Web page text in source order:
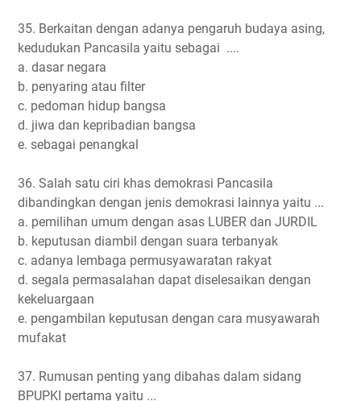
35. Berkaitan dengan adanya pengaruh budaya asing,
kedudukan Pancasila yaitu sebagai ....
a. dasar negara
b. penyaring atau filter
c. pedoman hidup bangsa
d. jiwa dan kepribadian bangsa
e. sebagai penangkal
36. Salah satu ciri khas demokrasi Pancasila
dibandingkan dengan jenis demokrasi lainnya yaitu ...
a. pemilihan umum dengan asas LUBER dan JURDIL
b. keputusan diambil dengan suara terbanyak
c. adanya lembaga permusyawaratan rakyat
d. segala permasalahan dapat diselesaikan dengan
kekeluargaan
e. pengambilan keputusan dengan cara musyawarah
mufakat
37. Rumusan penting yang dibahas dalam sidang
BPUPKI pertama yaitu ...